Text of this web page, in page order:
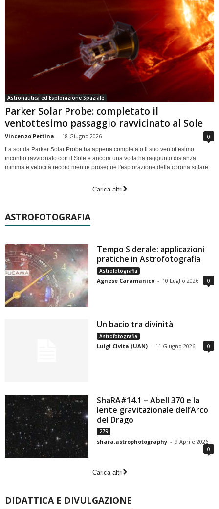
Astronautica ed Esplorazione Spaziale
Parker Solar Probe: completato il
ventottesimo passaggio ravvicinato al Sole
Vincenzo Pettina - 18 Giugno 2026 0
La sonda Parker Solar Probe ha appena completato il suo ventottesimo
incontro ravvicinato con il Sole e ancora una volta ha raggiunto distanza
minima e velocità record mentre prosegue l'esplorazione della corona solare
Carica altri
ASTROFOTOGRAFIA
Tempo Siderale: applicazioni
pratiche in Astrofotografia
Astrofotografia
Agnese Caramanico - 10 Luglio 2026 0
Un bacio tra divinità
Astrofotografia
Luigi Civita (UAN) - 11 Giugno 2026 0
ShaRA#14.1 – Abell 370 e la
lente gravitazionale dell’Arco
del Drago
279
shara.astrophotography - 9 Aprile 2026
0
Carica altri
DIDATTICA E DIVULGAZIONE